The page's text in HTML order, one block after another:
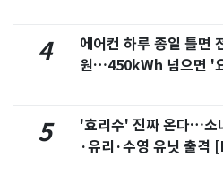
4
에어컨 하루 종일 틀면
원…450kWh 넘으면 '
5
'효리수' 진짜 온다…소
·유리·수영 유닛 출격